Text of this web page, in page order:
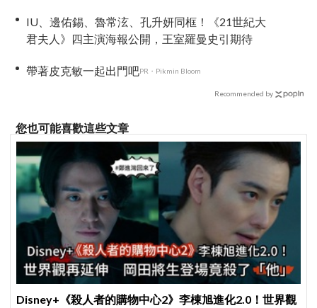
IU、邊佑錫、魯常泫、孔升妍同框！《21世紀大
君夫人》四主演海報公開，王室羅曼史引期待
帶著皮克敏一起出門吧PR・Pikmin Bloom
Recommended by
您也可能喜歡這些文章
Disney+《殺人者的購物中心2》李棟旭進化2.0！世界觀